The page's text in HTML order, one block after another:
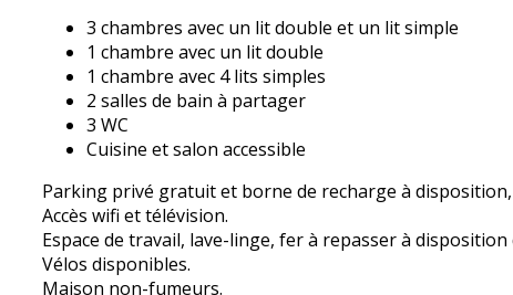
3 chambres avec un lit double et un lit simple
1 chambre avec un lit double
1 chambre avec 4 lits simples
2 salles de bain à partager
3 WC
Cuisine et salon accessible
Parking privé gratuit et borne de recharge à
Accès wifi et télévision.
Espace de travail, lave-linge, fer à repasser à disposition
Vélos disponibles.
Maison non-fumeurs.